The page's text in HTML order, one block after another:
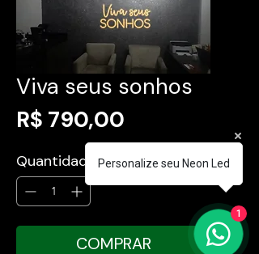
Viva seus sonhos
R$ 790,00
Quantidade *
COMPRAR
Personalize seu Neon Led
1